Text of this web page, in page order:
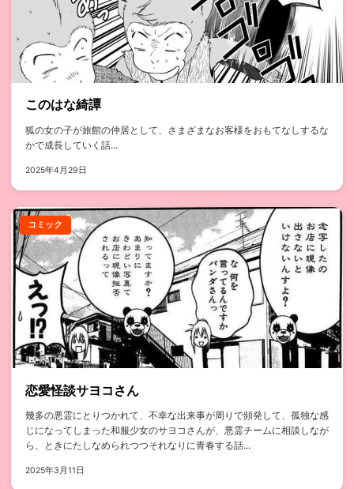
このはな綺譚
狐の女の子が旅館の仲居として、さまざまなお客様をおもてなしするな
かで成長していく話...
2025年4月29日
コミック
恋愛怪談サヨコさん
幾多の悪霊にとりつかれて、不幸な出来事が周りで頻発して、孤独な感
じになってしまった和服少女のサヨコさんが、悪霊チームに相談しなが
ら、ときにたしなめられつつそれなりに青春する話...
2025年3月11日